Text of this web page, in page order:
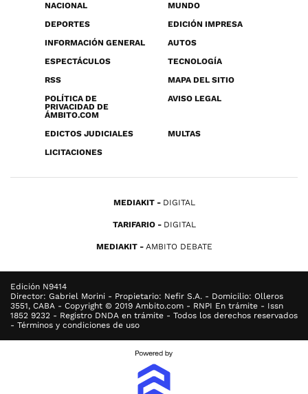
NACIONAL
MUNDO
DEPORTES
EDICIÓN IMPRESA
INFORMACIÓN GENERAL
AUTOS
ESPECTÁCULOS
TECNOLOGÍA
RSS
MAPA DEL SITIO
POLÍTICA DE
PRIVACIDAD DE
ÁMBITO.COM
AVISO LEGAL
EDICTOS JUDICIALES
MULTAS
LICITACIONES
MEDIAKIT DIGITAL
TARIFARIO DIGITAL
MEDIAKIT AMBITO DEBATE
Edición N9414
Director: Gabriel Morini - Propietario: Nefir S.A. - Domicilio: Olleros
3551, CABA - Copyright © 2019 Ambito.com - RNPI En trámite - Issn
1852 9232 - Registro DNDA en trámite - Todos los derechos reservados
- Términos y condiciones de uso